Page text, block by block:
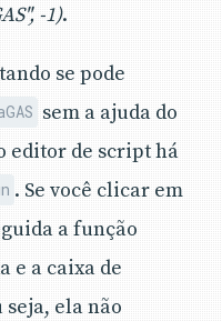
-1).
se pode
sem a ajuda do
editor de script há
. Se você clicar em
a função
e a caixa de
ela não